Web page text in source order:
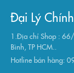
Đại Lý
1.Địa chỉ Shop :
Bình, TP HCM..
Hotline bán hàng: